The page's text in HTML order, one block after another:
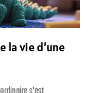
la vie d’une